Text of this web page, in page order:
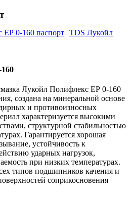
TDS Лукойл
Лукойл Полифлекс ЕР 0-160
создана на минеральной основе
и противоизносных
характеризуется высокими
структурной стабильностью
Гарантируется хорошая
устойчивость к
ударных нагрузок,
при низких температурах.
типов подшипников качения и
соприкосновения